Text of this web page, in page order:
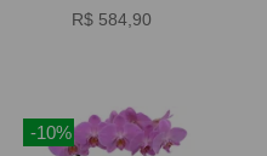
R$ 584,90
-10%